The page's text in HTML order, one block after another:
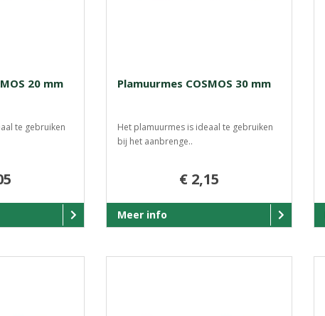
20 mm
te gebruiken
Plamuurmes COSMOS 30 mm
Het plamuurmes is ideaal te gebruiken
bij het aanbrenge..
€ 2,15
Meer info